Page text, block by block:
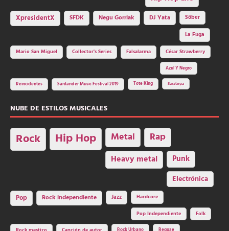
XpresidentX SFDK Negu Gorriak DJ Yata
Sôber
La Fuga
Mario San Miguel
Collector's Series Falsalarma César Strawberry
Azul Y Negro
Reincidentes Santander Music Festival 2019 Tote King Saratoga
NUBE DE ESTILOS MUSICALES
Rock Hip Hop Metal Rap
Heavy metal Punk
Electrónica
Pop Rock independiente Jazz Hardcore
Pop Independiente Folk